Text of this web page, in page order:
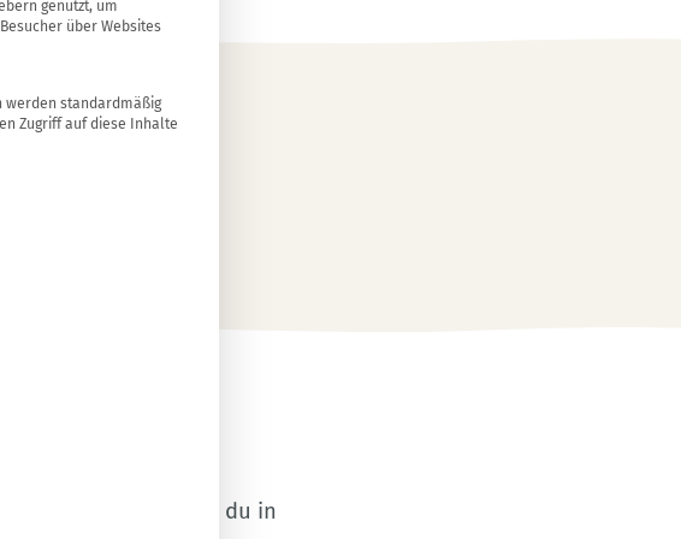
zum klassischen
wie es geht, erfährst du in
genutzt, um
über Websites
standardmäßig
Zugriff auf diese Inhalte